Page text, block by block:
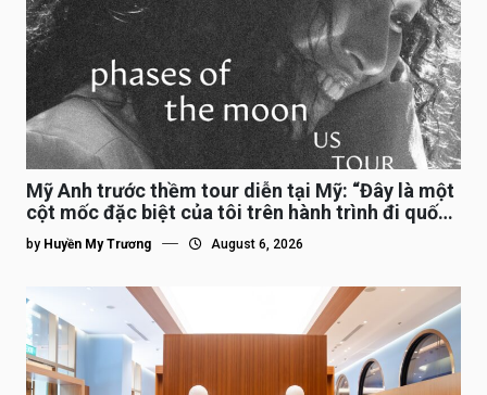
Mỹ Anh trước thềm tour diễn tại Mỹ: “Đây là một
cột mốc đặc biệt của tôi trên hành trình đi quốc
tế”
by Huyền My Trương August 6, 2026